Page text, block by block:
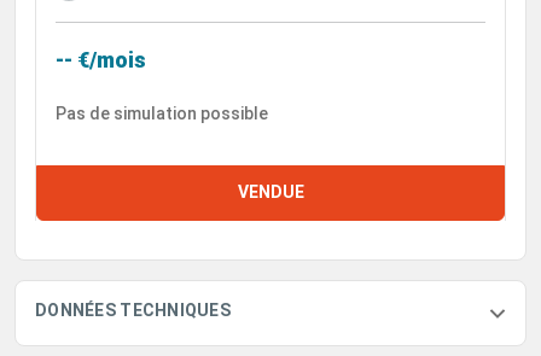
-- €/mois
Pas de simulation possible
VENDUE
DONNÉES TECHNIQUES